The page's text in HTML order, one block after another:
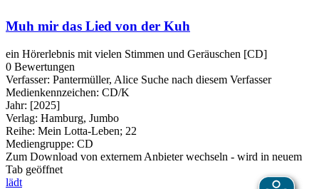
Muh mir das Lied von der Kuh
ein Hörerlebnis mit vielen Stimmen und Geräuschen [CD]
0 Bewertungen
Verfasser: Pantermüller, Alice Suche nach diesem Verfasser
Medienkennzeichen: CD/K
Jahr: [2025]
Verlag: Hamburg, Jumbo
Reihe: Mein Lotta-Leben; 22
Mediengruppe: CD
Zum Download von externem Anbieter wechseln - wird in neuem
Tab geöffnet
lädt